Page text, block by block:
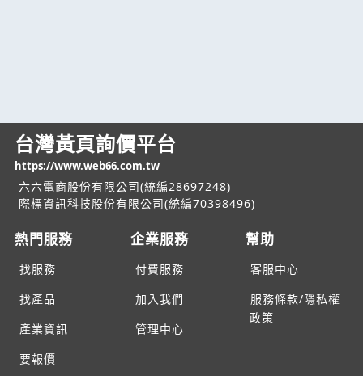
台灣黃頁詢價平台
https://www.web66.com.tw
六六電商股份有限公司(統編28697248)
際標資訊科技股份有限公司(統編70398496)
熱門服務
找服務
找產品
產業資訊
要報價
企業服務
付費服務
加入我們
管理中心
幫助
客服中心
服務條款/隱私權
政策